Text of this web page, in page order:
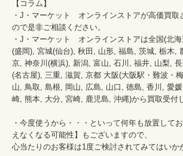
【コラム】
・J・マーケット　オンラインストアが高価買取
ので是非ご相談ください。
・J・マーケット　オンラインストアは全国(北
(盛岡), 宮城(仙台), 秋田, 山形, 福島, 茨城, 栃木,
京, 神奈川(横浜), 新潟, 富山, 石川, 福井, 山梨,
(名古屋), 三重, 滋賀, 京都 大阪(大阪駅・難波・
山, 鳥取, 島根, 岡山, 広島, 山口, 徳島, 香川, 愛
崎, 熊本, 大分, 宮崎, 鹿児島, 沖縄)から買取受付
・今度使うから・・・といって何年も放置して
えなくなる可能性】もございますので、
心当たりのお客様は1度ご検討されてみてはいか